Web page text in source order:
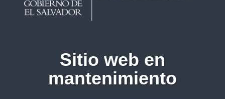
Sitio web en
mantenimiento